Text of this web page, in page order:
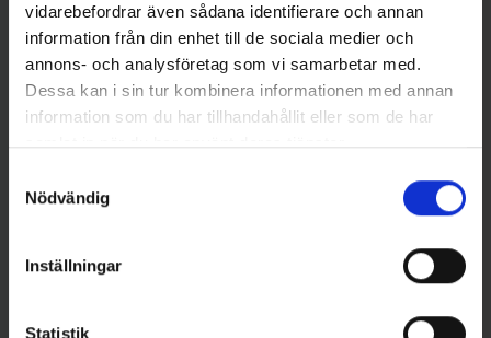
vidarebefordrar även sådana identifierare och annan
information från din enhet till de sociala medier och
annons- och analysföretag som vi samarbetar med.
Dessa kan i sin tur kombinera informationen med annan
information som du har tillhandahållit eller som de har
samlat in när du har använt deras tjänster.
Nödvändig
Inställningar
Statistik
Andra gillade även
Daiwa Prorex S Spin 7'1" 5-